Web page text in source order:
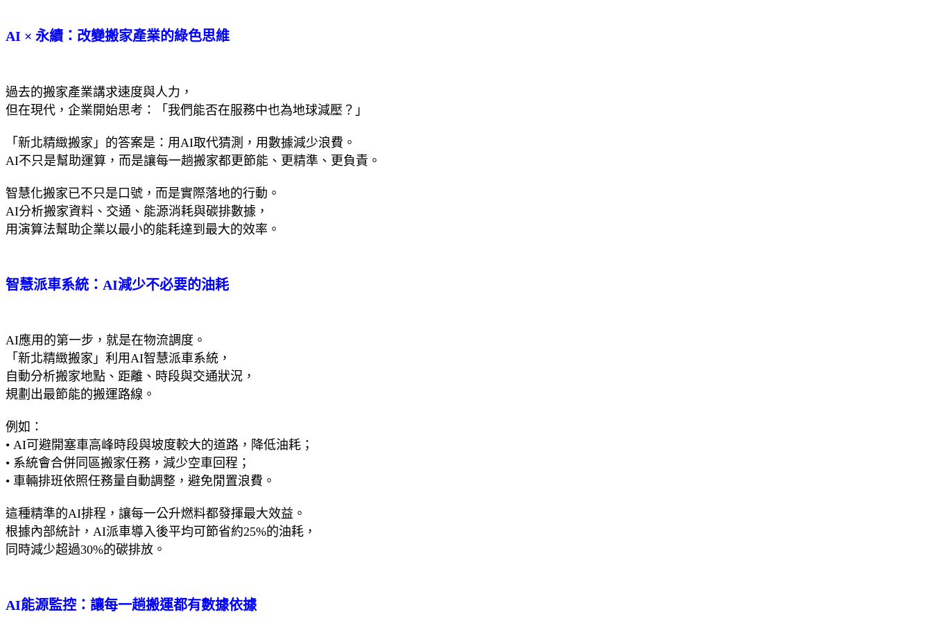
AI × 永續：改變搬家產業的綠色思維
過去的搬家產業講求速度與人力，
但在現代，企業開始思考：「我們能否在服務中也為地球減壓？」
「新北精緻搬家」的答案是：用AI取代猜測，用數據減少浪費。
AI不只是幫助運算，而是讓每一趟搬家都更節能、更精準、更負責。
智慧化搬家已不只是口號，而是實際落地的行動。
AI分析搬家資料、交通、能源消耗與碳排數據，
用演算法幫助企業以最小的能耗達到最大的效率。
智慧派車系統：AI減少不必要的油耗
AI應用的第一步，就是在物流調度。
「新北精緻搬家」利用AI智慧派車系統，
自動分析搬家地點、距離、時段與交通狀況，
規劃出最節能的搬運路線。
例如：
• AI可避開塞車高峰時段與坡度較大的道路，降低油耗；
• 系統會合併同區搬家任務，減少空車回程；
• 車輛排班依照任務量自動調整，避免閒置浪費。
這種精準的AI排程，讓每一公升燃料都發揮最大效益。
根據內部統計，AI派車導入後平均可節省約25%的油耗，
同時減少超過30%的碳排放。
AI能源監控：讓每一趟搬運都有數據依據